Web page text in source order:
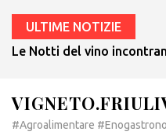
ULTIME NOTIZIE
Le Notti del vino
#Agroalimentare